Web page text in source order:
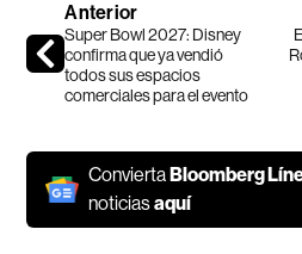
Anterior
Super Bowl 2027: Disney
confirma que ya vendió
todos sus espacios
comerciales para el evento
ConviertaBloomberg
noticiasaquí